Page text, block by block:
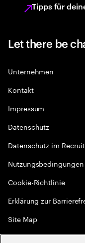
Tipps für
Let there be
Unternehmen
Kontakt
Impressum
Datenschutz
Datenschutz im
Nutzungsbedingungen
Cookie-Richtlinie
Erklärung zur
Site Map
Globale Meritokratie